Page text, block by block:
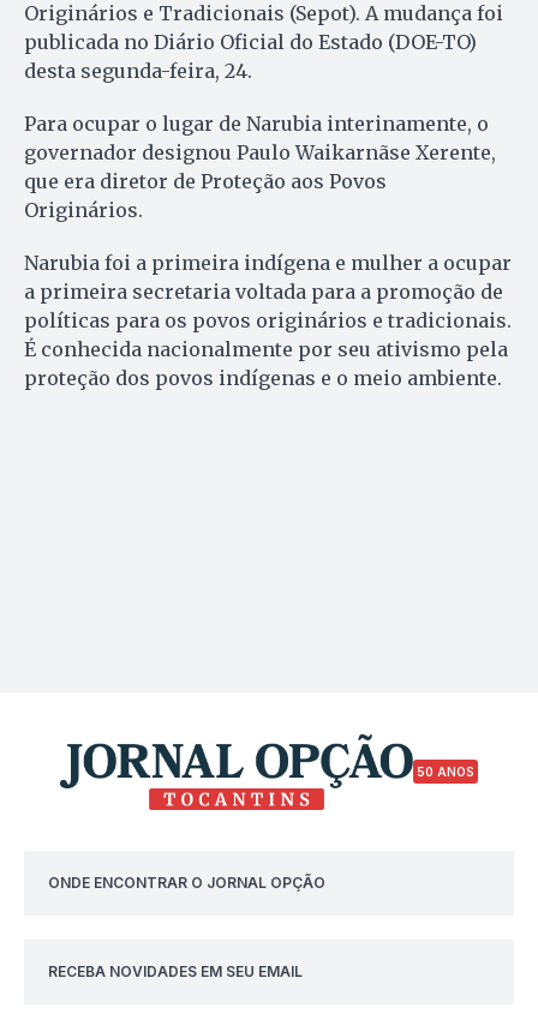
Originários e Tradicionais (Sepot). A mudança foi
publicada no Diário Oficial do Estado (DOE-TO)
desta segunda-feira, 24.
Para ocupar o lugar de Narubia interinamente, o
governador designou Paulo Waikarnãse Xerente,
que era diretor de Proteção aos Povos
Originários.
Narubia foi a primeira indígena e mulher a ocupar
a primeira secretaria voltada para a promoção de
políticas para os povos originários e tradicionais.
É conhecida nacionalmente por seu ativismo pela
proteção dos povos indígenas e o meio ambiente.
50 ANOS
ONDE ENCONTRAR O JORNAL OPÇÃO
RECEBA NOVIDADES EM SEU EMAIL